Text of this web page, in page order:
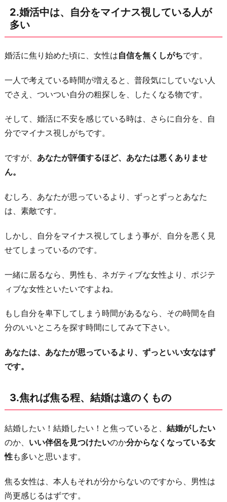
ば
焦
程、
婚
は
も
焦
っ
結
婚
す
る
離
婚
る
可
性
が
高
い
5.
婚
し
2.婚活中は、自分をマイナス視している人が
多い
婚活に焦り始めた頃に、女性は自信を無くしがちです。
一人で考えている時間が増えると、普段気にしていない人
でさえ、ついつい自分の粗探しを、したくなる物です。
そして、婚活に不安を感じている時は、さらに自分を、自
分でマイナス視しがちです。
ですが、 あなたが評価するほど、あなたは悪くありませ
ん。
むしろ、あなたが思っているより、ずっとずっとあなた
は、素敵です。
しかし、自分をマイナス視してしまう事が、自分を悪く見
せてしまっているのです。
一緒に居るなら、男性も、ネガティブな女性より、ポジテ
ィブな女性といたいですよね。
もし自分を卑下してしまう時間があるなら、その時間を自
分のいいところを探す時間にしてみて下さい。
あなたは、あなたが思っているより、ずっといい女なはず
です。
3.焦れば焦る程、結婚は遠のくもの
結婚したい！結婚したい！と焦っていると、 結婚がしたい
のか、 いい伴侶を見つけたいのか分からなくなっている女
性も多いと思います。
焦る女性は、本人もそれが分からないのですから、男性は
尚更感じるはずです。